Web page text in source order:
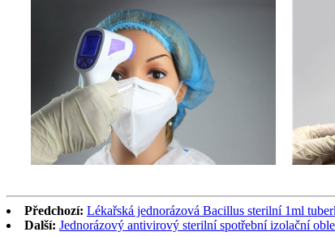
Předchozí: Lékařská jednorázová Bacillus sterilní 1ml
Další: Jednorázový antivirový sterilní spotřební izolační